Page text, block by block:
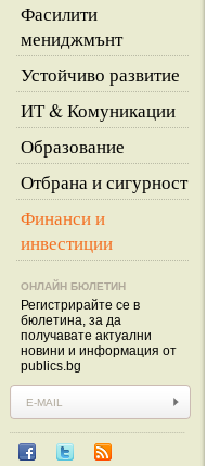
Фасилити
мениджмънт
Устойчиво развитие
ИТ & Комуникации
Образование
Отбрана и сигурност
Финанси и
инвестиции
ОНЛАЙН БЮЛЕТИН
Регистрирайте се в
бюлетина, за да
получавате актуални
новини и информация от
publics.bg